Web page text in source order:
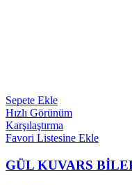
Sepete Ekle
Hızlı Görünüm
Karşılaştırma
Favori Listesine Ekle
GÜL KUVARS